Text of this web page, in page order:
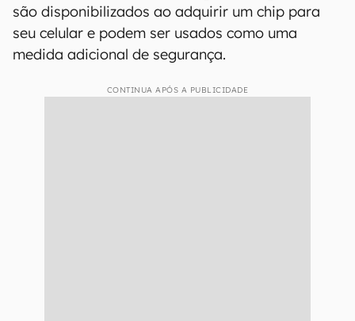
são disponibilizados ao adquirir um chip para
seu celular e podem ser usados como uma
medida adicional de segurança.
CONTINUA APÓS A PUBLICIDADE